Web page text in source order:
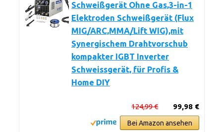
Schweißgerät Ohne Gas,3-in-1
Elektroden Schweißgerät (Flux
MIG/ARC,MMA/Lift WIG),mit
Synergischem Drahtvorschub
kompakter IGBT Inverter
Schweissgerät, für Profis &
Home DIY
99,98 €
124,99 €
Bei Amazon ansehen